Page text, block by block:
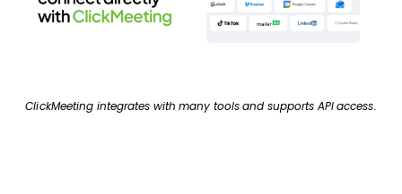
ClickMeeting integrates with many tools and supports API access.